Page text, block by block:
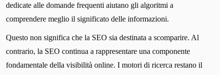
dedicate alle domande frequenti aiutano gli algoritmi a
comprendere meglio il significato delle informazioni.
Questo non significa che la SEO sia destinata a scomparire. Al
contrario, la SEO continua a rappresentare una componente
fondamentale della visibilità online. I motori di ricerca restano il